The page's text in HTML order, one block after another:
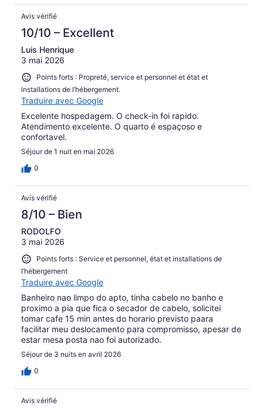
Avis vérifié
10/10 – Excellent
Luis Henrique
3 mai 2026
Points forts : Propreté, service et personnel et état et
installations de l’hébergement.
Traduire avec Google
Excelente hospedagem. O check-in foi rapido.
Atendimento excelente. O quarto é espaçoso e
confortavel.
Séjour de 1 nuit en mai 2026
0
Avis vérifié
8/10 – Bien
RODOLFO
3 mai 2026
Points forts : Service et personnel, état et installations de
l’hébergement
Traduire avec Google
Banheiro nao limpo do apto, tinha cabelo no banho e
proximo a pia que fica o secador de cabelo, solicitei
tomar cafe 15 min antes do horario previsto paara
facilitar meu deslocamento para compromisso, apesar de
estar mesa posta nao foi autorizado.
Séjour de 3 nuits en avril 2026
0
Avis vérifié